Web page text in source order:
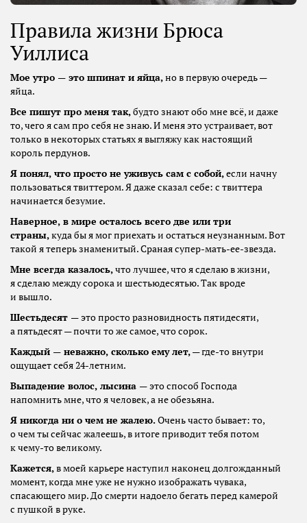
Правила жизни Брюса
Уиллиса
Мое утро — это шпинат и яйца,но в первую очередь —
яйца.
Все пишут про меня так,будто знают обо мне всё, и даже
то, чего я сам про себя не знаю. И меня это устраивает, вот
только в некоторых статьях я выгляжу как настоящий
король пердунов.
Я понял, что просто не уживусь сам с собой,если начну
пользоваться твиттером. Я даже сказал себе: с твиттера
начинается безумие.
Наверное, в мире осталось всего две или три
страны,куда бы я мог приехать и остаться неузнанным. Вот
такой я теперь знаменитый. Сраная супер-мать-ее-звезда.
Мне всегда казалось,что лучшее, что я сделаю в жизни,
я сделаю между сорока и шестьюдесятью. Так вроде
и вышло.
Шестьдесят —это просто разновидность пятидесяти,
а пятьдесят — почти то же самое, что сорок.
Каждый — неважно, сколько ему лет,— где-то внутри
ощущает себя 24-летним.
Выпадение волос, лысина —это способ Господа
напомнить мне, что я человек, а не обезьяна.
Я никогда ни о чем не жалею.Очень часто бывает: то,
о чем ты сейчас жалеешь, в итоге приводит тебя потом
к чему-то великому.
Кажется,в моей карьере наступил наконец долгожданный
момент, когда мне уже не нужно изображать чувака,
спасающего мир. До смерти надоело бегать перед камерой
с пушкой в руке.